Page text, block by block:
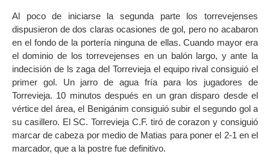
Al poco de iniciarse la segunda parte los torrevejenses
dispusieron de dos claras ocasiones de gol, pero no acabaron
en el fondo de la portería ninguna de ellas. Cuando mayor era
el dominio de los torrevejenses en un balón largo, y ante la
indecisión de ls zaga del Torrevieja el equipo rival consiguió el
primer gol. Un jarro de agua fría para los jugadores de
Torrevieja. 10 minutos después en un gran disparo desde el
vértice del área, el Benigánim consiguió subir el segundo gol a
su casillero. El SC. Torrevieja C.F. tiró de corazon y consiguió
marcar de cabeza por medio de Matias para poner el 2-1 en el
marcador, que a la postre fue definitivo.